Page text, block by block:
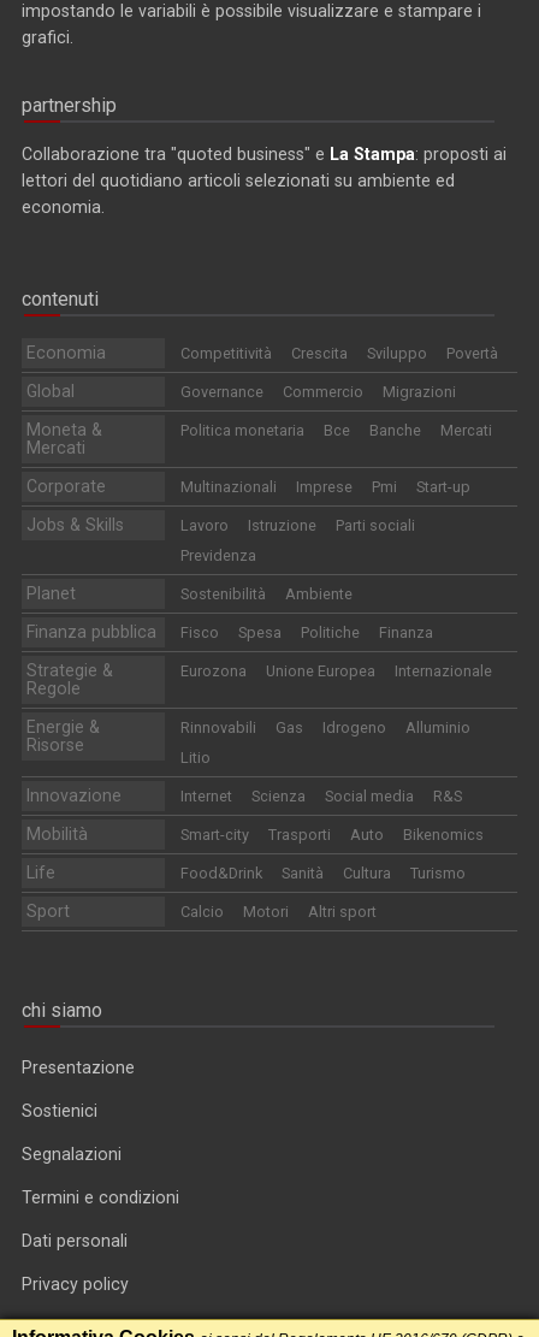
impostando le variabili è possibile visualizzare e stampare i
grafici.
partnership
Collaborazione tra "quoted business" e La Stampa: proposti ai
lettori del quotidiano articoli selezionati su ambiente ed
economia.
contenuti
Economia Competitività Crescita Sviluppo Povertà
Global Governance Commercio Migrazioni
Moneta &
Mercati
Politica monetaria Bce Banche Mercati
Corporate Multinazionali Imprese Pmi Start-up
Jobs & Skills Lavoro Istruzione
Parti sociali
Previdenza
Planet Sostenibilità Ambiente
Finanza pubblica Fisco Spesa Politiche Finanza
Strategie &
Regole
Eurozona Unione Europea Internazionale
Energie &
Risorse
Rinnovabili Gas Idrogeno
Alluminio
Litio
Innovazione Internet Scienza Social media R&S
Mobilità Smart-city Trasporti Auto Bikenomics
Life Food&Drink Sanità Cultura Turismo
Sport Calcio Motori Altri sport
chi siamo
Presentazione
Sostienici
Segnalazioni
Termini e condizioni
Dati personali
Privacy policy
Informativa cookie